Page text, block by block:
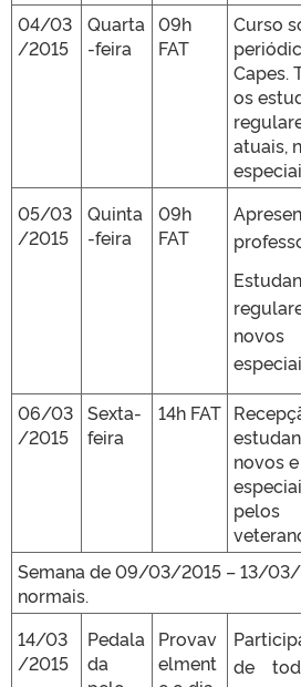
04/03
/2015
Quarta
-feira
09h
FAT
Curso
Capes.
os
atuais,
05/03
/2015
Quinta
-feira
09h
FAT
06/03
/2015
Sexta-
feira
14h FAT
novos e
pelos
Semana de 09/03/2015 – 13/03/
normais.
14/03
/2015
Pedala
da
Provav
elment
de